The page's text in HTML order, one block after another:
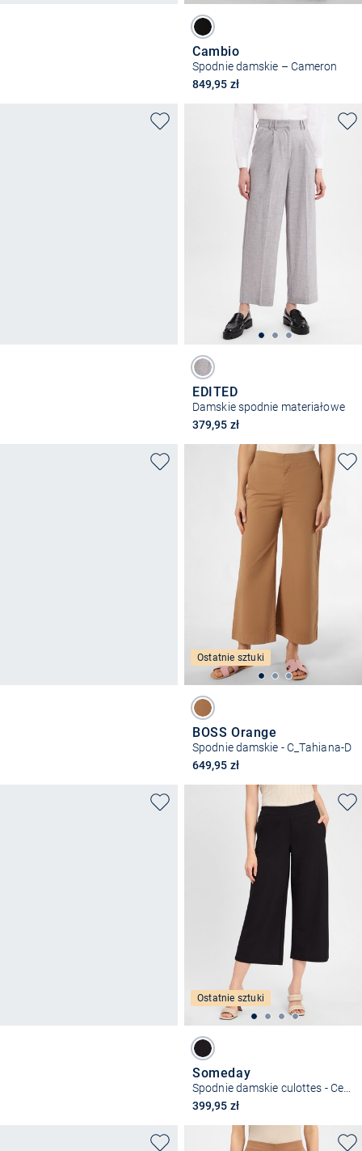
Cambio
Spodnie damskie – Cameron
849,95 zł
EDITED
Damskie spodnie materiałowe
379,95 zł
Ostatnie sztuki
BOSS Orange
Spodnie damskie - C_Tahiana-D
649,95 zł
Ostatnie sztuki
Someday
Spodnie damskie culottes - Cenya
399,95 zł